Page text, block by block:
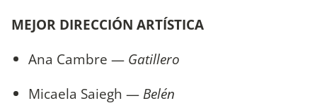
MEJOR DIRECCIÓN ARTÍSTICA
Ana Cambre — Gatillero
Micaela Saiegh — Belén